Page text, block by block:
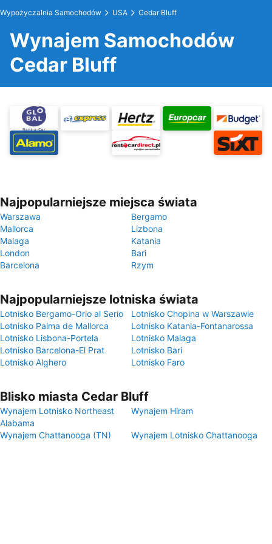
Wypożyczalnia Samochodów USA Cedar Bluff
Wynajem Samochodów
Cedar Bluff
Najpopularniejsze miejsca świata
Warszawa
Bergamo
Mallorca
Lizbona
Malaga
Katania
London
Bari
Barcelona
Rzym
Najpopularniejsze lotniska świata
Lotnisko Bergamo-Orio al Serio
Lotnisko Chopina w Warszawie
Lotnisko Palma de Mallorca
Lotnisko Katania-Fontanarossa
Lotnisko Lisbona-Portela
Lotnisko Malaga
Lotnisko Barcelona-El Prat
Lotnisko Bari
Lotnisko Alghero
Lotnisko Faro
Blisko miasta Cedar Bluff
Wynajem Lotnisko Northeast
Alabama
Wynajem Hiram
Wynajem Chattanooga (TN) Wynajem Lotnisko Chattanooga